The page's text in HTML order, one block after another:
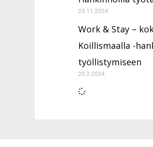
25.11.2024
Work & Stay –
Koillismaalla -
työllistymiseen
20.2.2024